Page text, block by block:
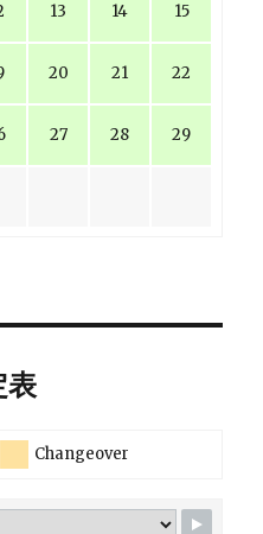
13 14 15
20 21 22
27 28 29
Changeover